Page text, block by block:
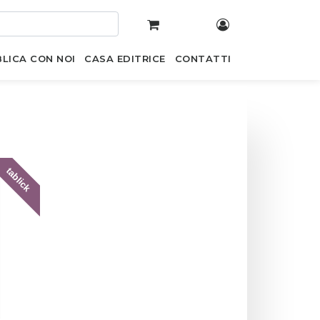
CON NOI CASA EDITRICE CONTATTI
tablick